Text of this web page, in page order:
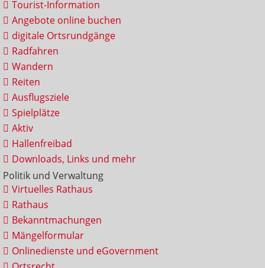
Tourist-Information
Angebote online buchen
digitale Ortsrundgänge
Radfahren
Wandern
Reiten
Ausflugsziele
Spielplätze
Aktiv
Hallenfreibad
Downloads, Links und mehr
Politik und Verwaltung
Virtuelles Rathaus
Rathaus
Bekanntmachungen
Mängelformular
Onlinedienste und eGovernment